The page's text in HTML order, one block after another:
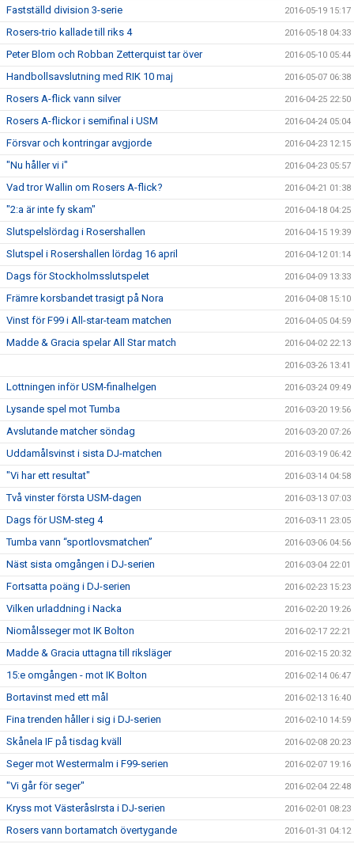
Fastställd division 3-serie 2016-05-19 15:17
Rosers-trio kallade till riks 4 2016-05-18 04:33
Peter Blom och Robban Zetterquist tar över 2016-05-10 05:44
Handbollsavslutning med RIK 10 maj 2016-05-07 06:38
Rosers A-flick vann silver 2016-04-25 22:50
Rosers A-flickor i semifinal i USM 2016-04-24 05:04
Försvar och kontringar avgjorde 2016-04-23 12:15
"Nu håller vi i" 2016-04-23 05:57
Vad tror Wallin om Rosers A-flick? 2016-04-21 01:38
"2:a är inte fy skam" 2016-04-18 04:25
Slutspelslördag i Rosershallen 2016-04-15 19:39
Slutspel i Rosershallen lördag 16 april 2016-04-12 01:14
Dags för Stockholmsslutspelet 2016-04-09 13:33
Främre korsbandet trasigt på Nora 2016-04-08 15:10
Vinst för F99 i All-star-team matchen 2016-04-05 04:59
Madde & Gracia spelar All Star match 2016-04-02 22:13
2016-03-26 13:41
Lottningen inför USM-finalhelgen 2016-03-24 09:49
Lysande spel mot Tumba 2016-03-20 19:56
Avslutande matcher söndag 2016-03-20 07:26
Uddamålsvinst i sista DJ-matchen 2016-03-19 06:42
"Vi har ett resultat" 2016-03-14 04:58
Två vinster första USM-dagen 2016-03-13 07:03
Dags för USM-steg 4 2016-03-11 23:05
Tumba vann “sportlovsmatchen” 2016-03-06 04:56
Näst sista omgången i DJ-serien 2016-03-04 22:01
Fortsatta poäng i DJ-serien 2016-02-23 15:23
Vilken urladdning i Nacka 2016-02-20 19:26
Niomålsseger mot IK Bolton 2016-02-17 22:21
Madde & Gracia uttagna till riksläger 2016-02-15 20:32
15:e omgången - mot IK Bolton 2016-02-14 06:47
Bortavinst med ett mål 2016-02-13 16:40
Fina trenden håller i sig i DJ-serien 2016-02-10 14:59
Skånela IF på tisdag kväll 2016-02-08 20:23
Seger mot Westermalm i F99-serien 2016-02-07 19:16
"Vi går för seger" 2016-02-04 22:48
Kryss mot VästeråsIrsta i DJ-serien 2016-02-01 08:23
Rosers vann bortamatch övertygande 2016-01-31 04:12